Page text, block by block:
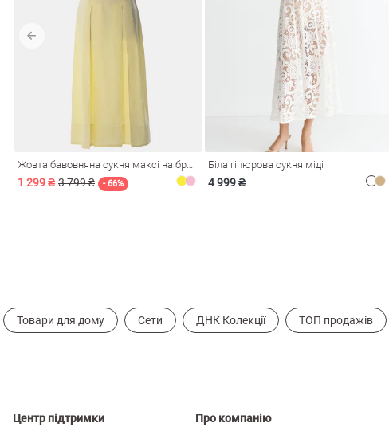
1 299 ₴ 3 799 ₴ - 66%
Біла гіпюрова сукня міді
4 999 ₴
Товари для дому Сети ДНК Колекції ТОП продажів
Центр підтримки Про компанію